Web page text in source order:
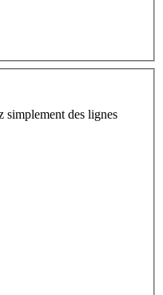
simplement des lignes